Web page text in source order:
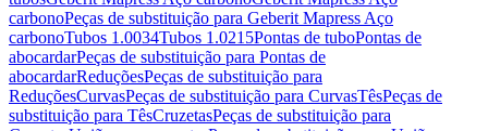
carbonoPeças de substituição para Geberit Mapress Aço
carbonoTubos 1.0034Tubos 1.0215Pontas de tuboPontas de
abocardarPeças de substituição para Pontas de
abocardarReduçõesPeças de substituição para
ReduçõesCurvasPeças de substituição para CurvasTêsPeças de
substituição para TêsCruzetasPeças de substituição para